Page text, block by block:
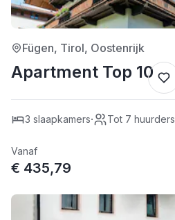
3/5
Fügen, Tirol, Oostenrijk
Apartment Top 10
3 slaapkamers· Tot 7 huurders
Vanaf
€ 435,79